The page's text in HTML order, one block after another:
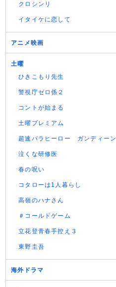
クロシンリ
イタイケに恋して
アニメ映画
土曜
ひきこもり先生
警視庁ゼロ係２
コントが始まる
土曜プレミアム
超速パラヒーロー ガンディーン
泣くな研修医
春の呪い
コタローは1人暮らし
高嶺のハナさん
＃コールドゲーム
立花登青春手控え３
東野圭吾
海外ドラマ